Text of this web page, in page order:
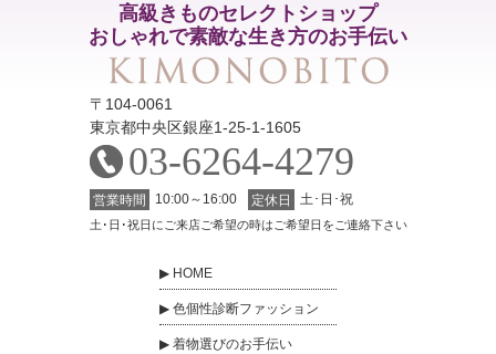
高級きものセレクトショップ
おしゃれで素敵な生き方のお手伝い
〒104-0061
東京都中央区銀座1-25-1-1605
03-6264-4279
営業時間 10:00～16:00 定休日 土･日･祝
土･日･祝日にご来店ご希望の時はご希望日をご連絡下さい
HOME
色個性診断ファッション
着物選びのお手伝い